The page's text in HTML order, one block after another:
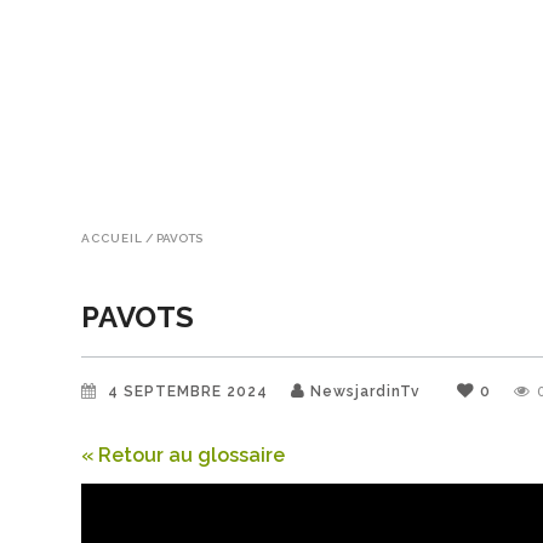
ACCUEIL / PAVOTS
PAVOTS
4 SEPTEMBRE 2024 NewsjardinTv 0
« Retour au glossaire